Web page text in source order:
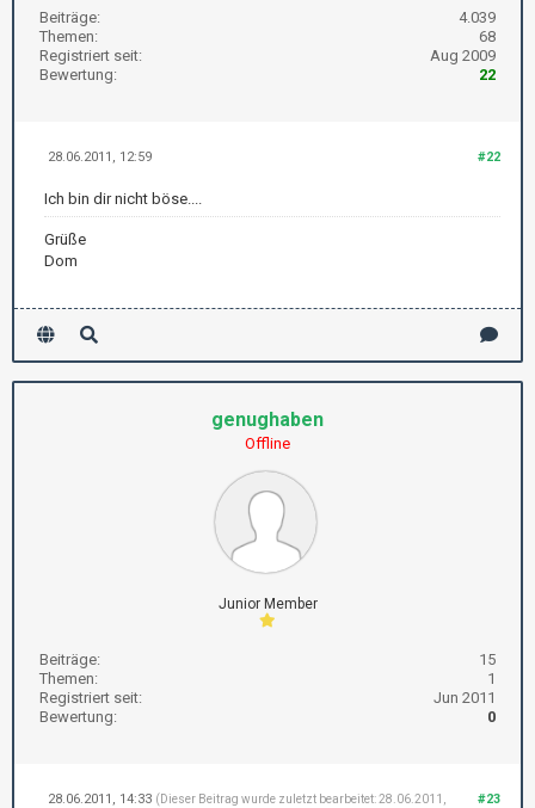
Beiträge:
4.039
Themen:
68
Registriert seit:
Aug 2009
Bewertung:
22
#22
28.06.2011, 12:59
Ich bin dir nicht böse....
Grüße
Dom
genughaben
Offline
Junior Member
Beiträge:
15
Themen:
1
Registriert seit:
Jun 2011
Bewertung:
0
#23
28.06.2011, 14:33 (Dieser Beitrag wurde zuletzt bearbeitet: 28.06.2011,